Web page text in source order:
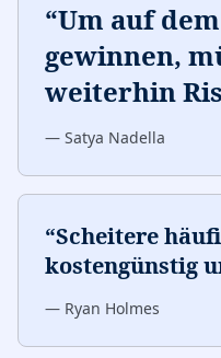
“Um auf
gewinnen,
weiterhin
— Satya Nadella
“Scheitere
kostengünstig
— Ryan Holmes